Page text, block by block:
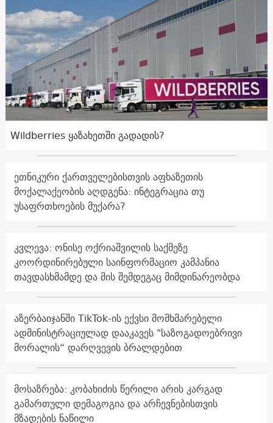
Wildberries ყაზახეთში გადადის?
ეთნიკური ქართველებისთვის აფხაზეთის
მოქალაქეობის აღდგენა: ინტეგრაცია თუ
უსაფრთხოების მუქარა?
კვლევა: ონისე ოქრიაშვილის საქმეზე
კოორდინირებული საინფორმაციო კამპანია
თავდასხმამდე და მის შემდეგაც მიმდინარეობდა
აზერბაიჯანში TikTok-ის ექვსი მომხმარებელი
ადმინისტრაციულად დააკავეს "საზოგადოებრივი
მორალის“ დარღვევის ბრალდებით
მოსაზრება: კობახიძის წერილი არის კარგად
გამართული დემაგოგია და არჩევნებისთვის
მზადების ნაწილი